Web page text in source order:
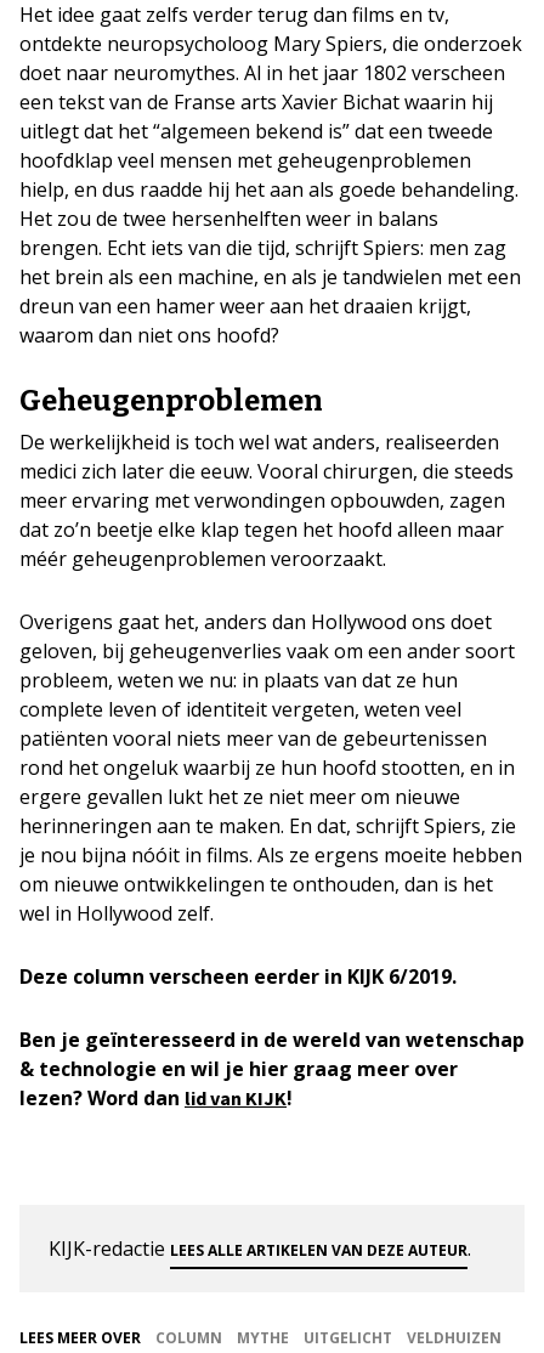
Het idee gaat zelfs verder terug dan films en tv,
ontdekte neuropsycholoog Mary Spiers, die onderzoek
doet naar neuromythes. Al in het jaar 1802 verscheen
een tekst van de Franse arts Xavier Bichat waarin hij
uitlegt dat het “algemeen bekend is” dat een tweede
hoofdklap veel mensen met geheugenproblemen
hielp, en dus raadde hij het aan als goede behandeling.
Het zou de twee hersenhelften weer in balans
brengen. Echt iets van die tijd, schrijft Spiers: men zag
het brein als een machine, en als je tandwielen met een
dreun van een hamer weer aan het draaien krijgt,
waarom dan niet ons hoofd?
Geheugenproblemen
De werkelijkheid is toch wel wat anders, realiseerden
medici zich later die eeuw. Vooral chirurgen, die steeds
meer ervaring met verwondingen opbouwden, zagen
dat zo’n beetje elke klap tegen het hoofd alleen maar
méér geheugenproblemen veroorzaakt.
Overigens gaat het, anders dan Hollywood ons doet
geloven, bij geheugenverlies vaak om een ander soort
probleem, weten we nu: in plaats van dat ze hun
complete leven of identiteit vergeten, weten veel
patiënten vooral niets meer van de gebeurtenissen
rond het ongeluk waarbij ze hun hoofd stootten, en in
ergere gevallen lukt het ze niet meer om nieuwe
herinneringen aan te maken. En dat, schrijft Spiers, zie
je nou bijna nóóit in films. Als ze ergens moeite hebben
om nieuwe ontwikkelingen te onthouden, dan is het
wel in Hollywood zelf.
Deze column verscheen eerder in KIJK 6/2019.
Ben je geïnteresseerd in de wereld van wetenschap
& technologie en wil je hier graag meer over
lezen? Word dan lid van KIJK!
KIJK-redactie LEES ALLE ARTIKELEN VAN DEZE AUTEUR.
LEES MEER OVER COLUMN MYTHE UITGELICHT
VELDHUIZEN